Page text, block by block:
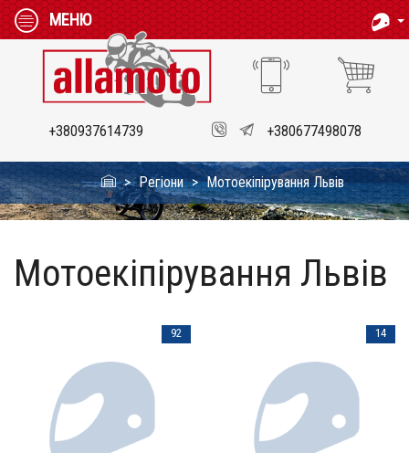
МЕНЮ
+380937614739 +380677498078
Регіони Мотоекіпірування Львів
Мотоекіпірування Львів
92 14